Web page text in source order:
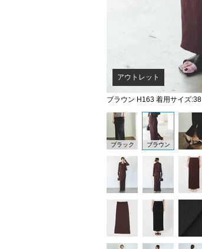
ブラウン H163 着用サイズ:38
アウトレット
ブラック ブラウン